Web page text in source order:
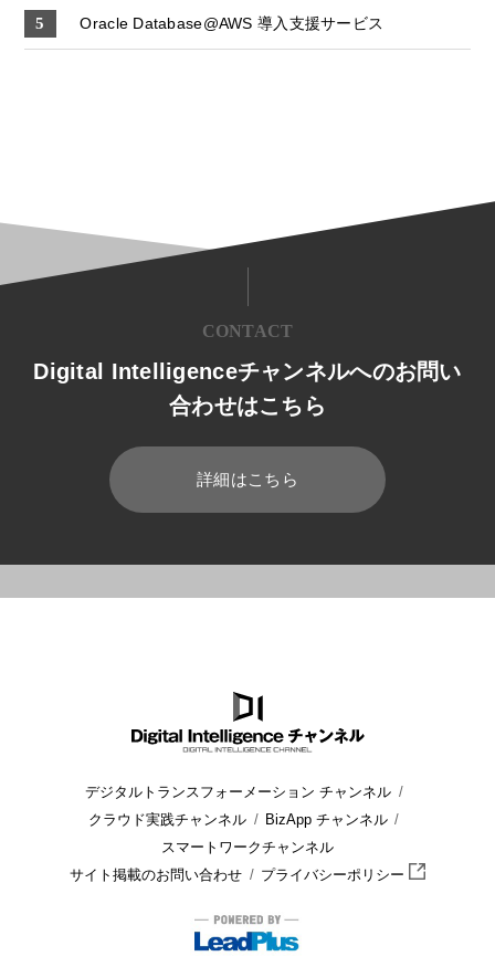
Oracle Database@AWS 導入支援サービス
CONTACT
Digital Intelligenceチャンネルへのお問い
合わせはこちら
詳細はこちら
デジタルトランスフォーメーション チャンネル
クラウド実践チャンネル
BizApp チャンネル
スマートワークチャンネル
サイト掲載のお問い合わせ
プライバシーポリシー